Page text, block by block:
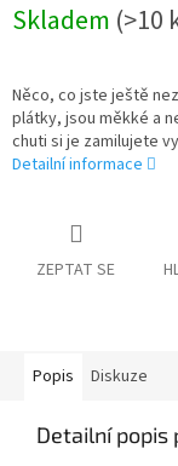
Skladem (>10
Něco, co jste ještě
plátky, jsou měkké a
chuti si je zamilujete
Detailní informace
ZEPTAT SE
Popis Diskuze
Detailní popis